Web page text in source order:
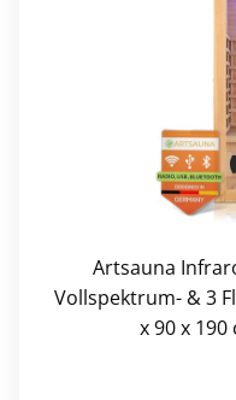
Artsauna
Vollspektrum- & 3
x 90 x 190